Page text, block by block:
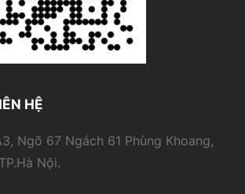
HỆ
Ngõ 67 Ngách 61 Phùng Khoang,
Nội.